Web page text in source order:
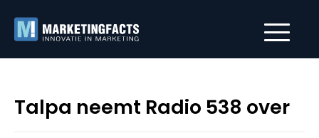
Talpa neemt Radio 538 over